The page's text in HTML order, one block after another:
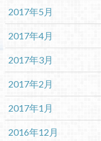
2017年5月
2017年4月
2017年3月
2017年2月
2017年1月
2016年12月